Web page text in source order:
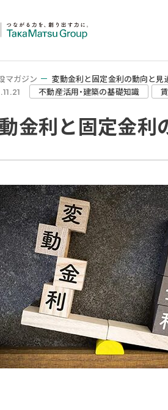
マガジン 変動金利と固定金利の動向と見
不動産活用・建築の基礎知識
金利と固定金利